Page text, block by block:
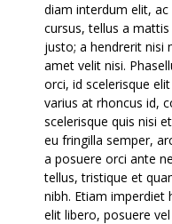
diam interdum elit,
cursus, tellus a
justo; a hendrerit nisi
amet velit nisi.
orci, id scelerisque
varius at rhoncus id,
scelerisque quis nisi
eu fringilla semper,
a posuere orci ante
tellus, tristique et
nibh. Etiam imperdiet
elit libero, posuere